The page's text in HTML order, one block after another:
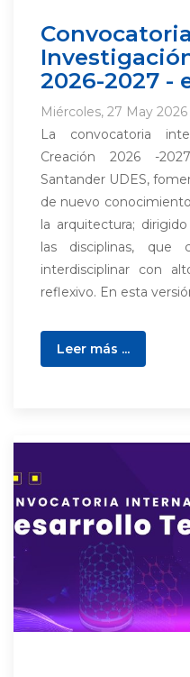
2026-2027 -
Miércoles, 27 May 2026
La convocatoria
Creación 2026 -
Santander UDES,
de nuevo
la arquitectura;
las disciplinas, que
interdisciplinar con
reflexivo. En esta
Leer más ...